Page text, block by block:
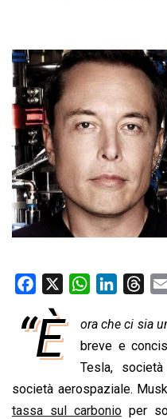
c
e
o
o
W
a
t
s
A
p
n
k
e
d
I
r
e
a
d
s
“È ora che ci sia
breve e
Tesla,
società aerospaziale.
tassa sul carbonioper